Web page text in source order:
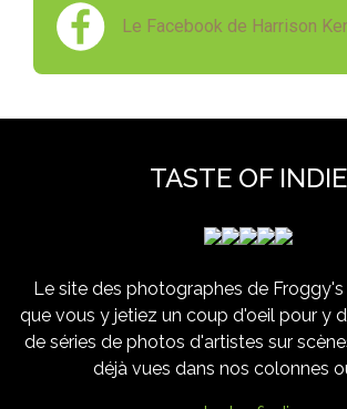
Le Facebook de Harrison
TASTE OF INDIE
Le site des photographes de
que vous y jetiez un coup d'oeil pour y
de séries de photos d'artistes sur
déjà vues dans nos colonnes